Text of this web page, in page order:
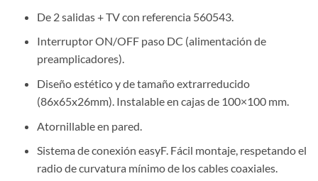
De 2 salidas + TV con referencia 560543.
Interruptor ON/OFF paso DC (alimentación de
preamplicadores).
Diseño estético y de tamaño extrarreducido
(86x65x26mm). Instalable en cajas de 100×100 mm.
Atornillable en pared.
Sistema de conexión easyF. Fácil montaje, respetando el
radio de curvatura mínimo de los cables coaxiales.